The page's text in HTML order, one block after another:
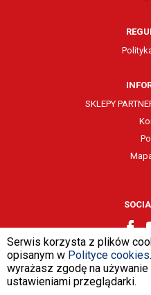
SKLEPY
Serwis korzysta z plików
opisanym w Polityce cookies
wyrażasz zgodę na
ustawieniami przeglądarki.